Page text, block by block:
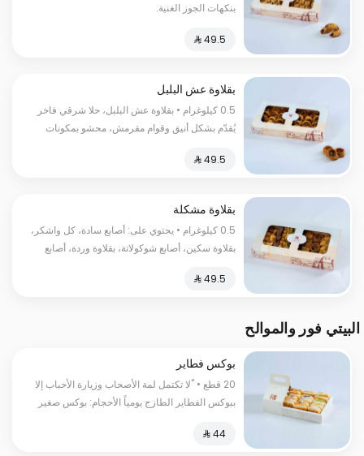
بنكهات الجوز الغنية.
بقلاوة عش البلبل
0.5 كيلوغرام • بقلاوة عش البلبل، حلا شرقي فاخر
يُقدّم بشكل أنيق وقوام مقرمش، محشو بمكونات
حرارية
بقلاوة مشكلة
0.5 كيلوغرام • يحتوي على: أصابع سادة، كل واشكر،
بقلاوة سكين، أصابع شوكولاتة، بقلاوة وردة، أصابع
حرارية
البيتي فور والموالح
بوكس فطاير
20 قطع • "لا تكتمل لمة الأصحاب وزيارة الأحباب إلا
ببوكس الفطاير الطازج يومياً الأحجام: بوكس صغير
⁨⁦‪‬ 44⁩